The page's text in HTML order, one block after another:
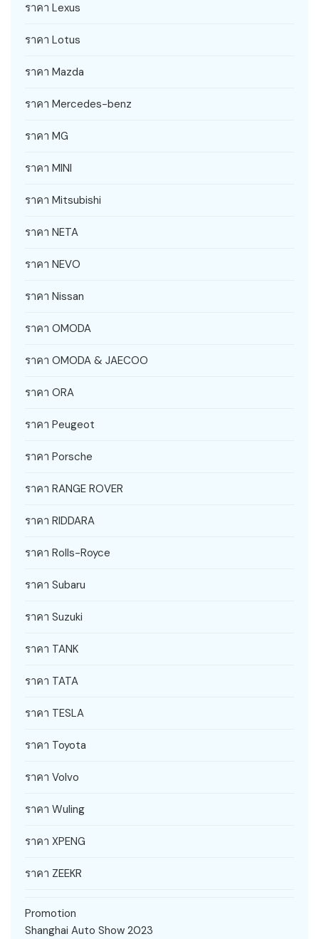
ราคา Lexus
ราคา Lotus
ราคา Mazda
ราคา Mercedes-benz
ราคา MG
ราคา MINI
ราคา Mitsubishi
ราคา NETA
ราคา NEVO
ราคา Nissan
ราคา OMODA
ราคา OMODA & JAECOO
ราคา ORA
ราคา Peugeot
ราคา Porsche
ราคา RANGE ROVER
ราคา RIDDARA
ราคา Rolls-Royce
ราคา Subaru
ราคา Suzuki
ราคา TANK
ราคา TATA
ราคา TESLA
ราคา Toyota
ราคา Volvo
ราคา Wuling
ราคา XPENG
ราคา ZEEKR
Promotion
Shanghai Auto Show 2023